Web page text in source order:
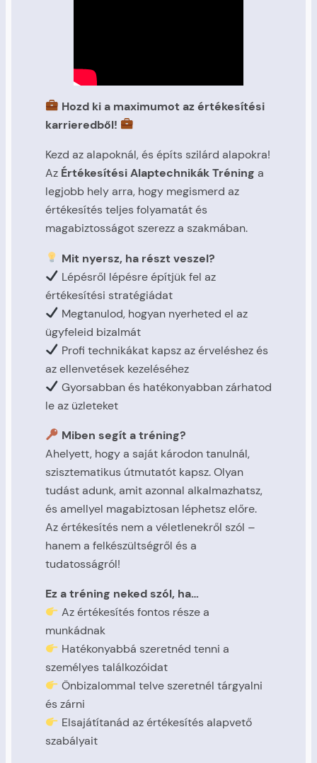
Hozd ki a maximumot az értékesítési
karrieredből!
Kezd az alapoknál, és építs szilárd alapokra!
Az Értékesítési Alaptechnikák Tréning a
legjobb hely arra, hogy megismerd az
értékesítés teljes folyamatát és
magabiztosságot szerezz a szakmában.
Mit nyersz, ha részt veszel?
Lépésről lépésre építjük fel az
értékesítési stratégiádat
Megtanulod, hogyan nyerheted el az
ügyfeleid bizalmát
Profi technikákat kapsz az érveléshez és
az ellenvetések kezeléséhez
Gyorsabban és hatékonyabban zárhatod
le az üzleteket
Miben segít a tréning?
Ahelyett, hogy a saját károdon tanulnál,
szisztematikus útmutatót kapsz. Olyan
tudást adunk, amit azonnal alkalmazhatsz,
és amellyel magabiztosan léphetsz előre.
Az értékesítés nem a véletlenekről szól –
hanem a felkészültségről és a
tudatosságról!
Ez a tréning neked szól, ha…
Az értékesítés fontos része a
munkádnak
Hatékonyabbá szeretnéd tenni a
személyes találkozóidat
Önbizalommal telve szeretnél tárgyalni
és zárni
Elsajátítanád az értékesítés alapvető
szabályait